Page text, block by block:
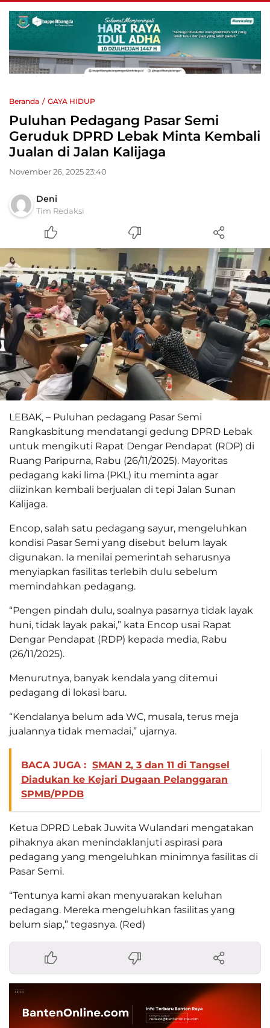
Beranda GAYA HIDUP
Puluhan Pedagang Pasar Semi
Geruduk DPRD Lebak Minta Kembali
Jualan di Jalan Kalijaga
November 26, 2025 23:40
Deni
Tim Redaksi
LEBAK, – Puluhan pedagang Pasar Semi
Rangkasbitung mendatangi gedung DPRD Lebak
untuk mengikuti Rapat Dengar Pendapat (RDP) di
Ruang Paripurna, Rabu (26/11/2025). Mayoritas
pedagang kaki lima (PKL) itu meminta agar
diizinkan kembali berjualan di tepi Jalan Sunan
Kalijaga.
Encop, salah satu pedagang sayur, mengeluhkan
kondisi Pasar Semi yang disebut belum layak
digunakan. Ia menilai pemerintah seharusnya
menyiapkan fasilitas terlebih dulu sebelum
memindahkan pedagang.
“Pengen pindah dulu, soalnya pasarnya tidak layak
huni, tidak layak pakai,” kata Encop usai Rapat
Dengar Pendapat (RDP) kepada media, Rabu
(26/11/2025).
Menurutnya, banyak kendala yang ditemui
pedagang di lokasi baru.
“Kendalanya belum ada WC, musala, terus meja
jualannya tidak memadai,” ujarnya.
BACA JUGA : SMAN 2, 3 dan 11 di Tangsel
Diadukan ke Kejari Dugaan Pelanggaran
SPMB/PPDB
Ketua DPRD Lebak Juwita Wulandari mengatakan
pihaknya akan menindaklanjuti aspirasi para
pedagang yang mengeluhkan minimnya fasilitas di
Pasar Semi.
“Tentunya kami akan menyuarakan keluhan
pedagang. Mereka mengeluhkan fasilitas yang
belum siap,” tegasnya. (Red)